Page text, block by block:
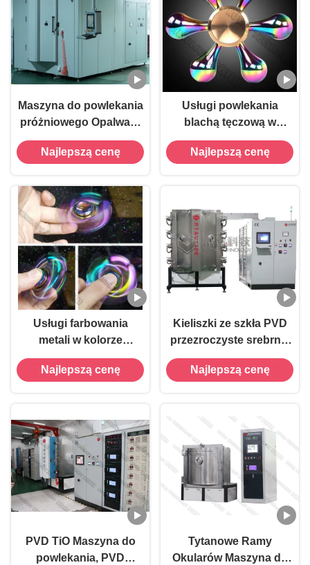
Maszyna do powlekania
próżniowego Opalware
Rainbow PVD
Najlepszą cenę
Usługi powlekania
blachą tęczową w
kolorze tęczowym dla
luksusowych
Najlepszą cenę
Usługi farbowania
metali w kolorze
tęczowym, katodowe
układanie łuków w
produktów
Najlepszą cenę
Kieliszki ze szkła PVD
przezroczyste srebrne,
przezroczyste złoto,
przezroczysta powłoka
Najlepszą cenę
PVD TiO Maszyna do
powlekania, PVD
Tytanowe Ramy
Okularów Maszyna do